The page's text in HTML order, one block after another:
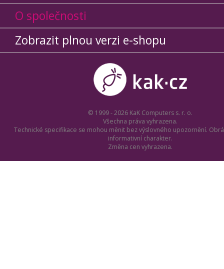
O společnosti
Zobrazit plnou verzi e-shopu
© 1999 - 2026 KaK Computers s. r. o.
Všechna práva vyhrazena.
Technické specifikace se mohou měnit bez výslovného upozornění.
informativní charakter.
Změna cen vyhrazena.